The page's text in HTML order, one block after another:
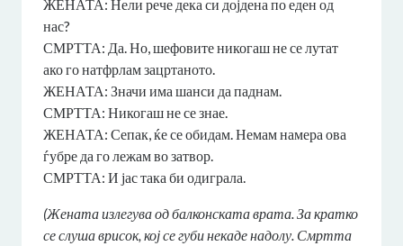
ЖЕНАТА: Нели рече дека си дојдена по еден од
нас?
СМРТТА: Да. Но, шефовите никогаш не се лутат
ако го натфрлам зацртаното.
ЖЕНАТА: Значи има шанси да паднам.
СМРТТА: Никогаш не се знае.
ЖЕНАТА: Сепак, ќе се обидам. Немам намера ова
ѓубре да го лежам во затвор.
СМРТТА: И јас така би одиграла.
(Жената излегува од балконската врата. За кратко
се слуша врисок, кој се губи некаде надолу. Смртта